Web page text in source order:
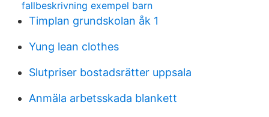
fallbeskrivning exempel barn
Timplan grundskolan åk 1
Yung lean clothes
Slutpriser bostadsrätter uppsala
Anmäla arbetsskada blankett